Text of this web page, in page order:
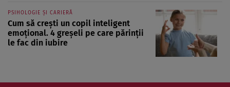
PSIHOLOGIE ȘI CARIERĂ
Cum să crești un copil inteligent
emoțional. 4 greșeli pe care părinții
le fac din iubire